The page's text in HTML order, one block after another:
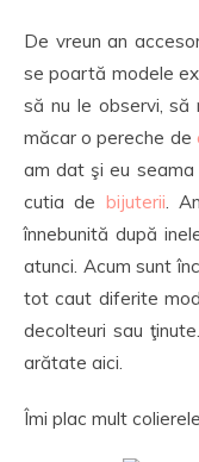
De vreun an
se poartă modele
să nu le observi,
măcar o pereche de
am dat şi eu
cutia de bijuterii.
înnebunită după
atunci. Acum sunt
tot caut diferite
decolteuri sau
arătate aici.
Îmi plac mult